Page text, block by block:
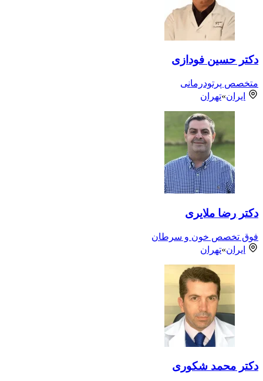
دکتر حسین فودازی
متخصص پرتودرمانی
ایران»تهران
دکتر رضا ملایری
فوق تخصص خون و سرطان
ایران»تهران
دکتر محمد شکوری